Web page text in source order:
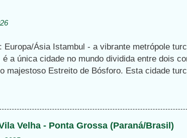
Europa/Ásia Istambul - a vibrante metrópole
é a única cidade no mundo dividida entre dois
majestoso Estreito de Bósforo. Esta cidade
Hagia Sophia, o histórico Grande
atrativos turísticos. Turisticamente, visitar a
de Sultanahmet, os turistas podem explorar
Velha - Ponta Grossa (Paraná/Brasil)